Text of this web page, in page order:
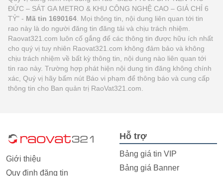
ĐỨC – SÁT GA METRO & KHU CÔNG NGHỆ CAO – GIÁ CHỈ 6
TỶ" - Mã tin 1690164 . Mọi thông tin, nội dung liên quan tới tin
rao này là do người đăng tin đăng tải và chịu trách nhiệm.
Raovat321.com luôn cố gắng để các thông tin được hữu ích nhất
cho quý vị tuy nhiên Raovat321.com không đảm bảo và không
chịu trách nhiệm về bất kỳ thông tin, nội dung nào liên quan tới
tin rao này. Trường hợp phát hiện nội dung tin đăng không chính
xác, Quý vị hãy bấm nút Báo vi phạm để thông báo và cung cấp
thông tin cho Ban quản trị RaoVat321.com.
Giới thiệu
Quy định đăng tin
Hỗ trợ
Bảng giá tin VIP
Bảng giá Banner